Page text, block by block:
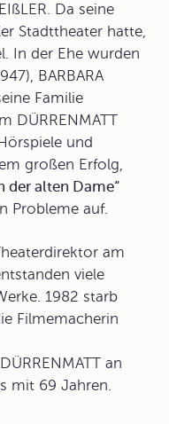
Da seine
Stadttheater hatte,
In der Ehe wurden
BARBARA
Familie
DÜRRENMATT
und
großen Erfolg,
der alten Dame“
Probleme auf.
am
viele
1982 starb
Filmemacherin
an
mit 69 Jahren.